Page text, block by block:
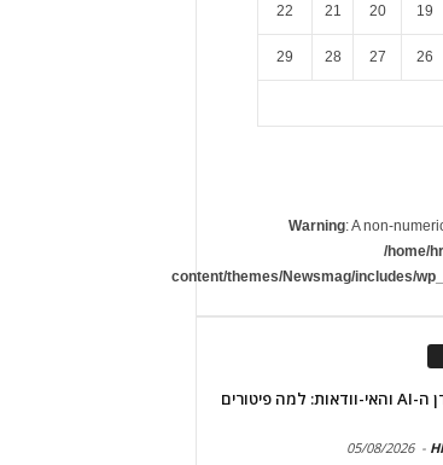
19
20
21
22
26
27
28
29
Warning: A non-
/home/
content/themes/Newsmag/includes/
שימור עובדים בעידן ה-AI והאי-וודאות: למה פיטורים
-
05/08/2026